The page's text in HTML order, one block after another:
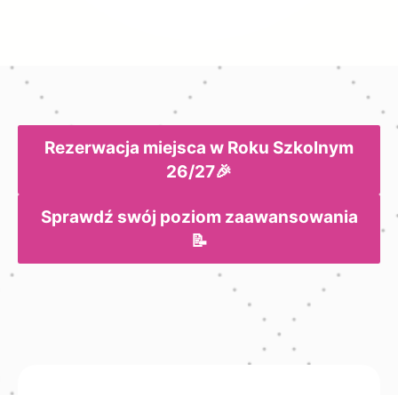
Rezerwacja miejsca w Roku Szkolnym
26/27🎉
Sprawdź swój poziom zaawansowania
📝